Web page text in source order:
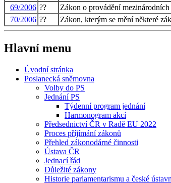
69/2006 ??
Zákon o provádění mezinárodních
70/2006 ?? Zákon, kterým se mění některé
Hlavní menu
Úvodní stránka
Poslanecká sněmovna
Volby do PS
Jednání PS
Týdenní program jednání
Harmonogram akcí
Předsednictví ČR v Radě EU 2022
Proces příjímání zákonů
Přehled zákonodárné činnosti
Ústava ČR
Jednací řád
Důležité zákony
Historie parlamentarismu a české